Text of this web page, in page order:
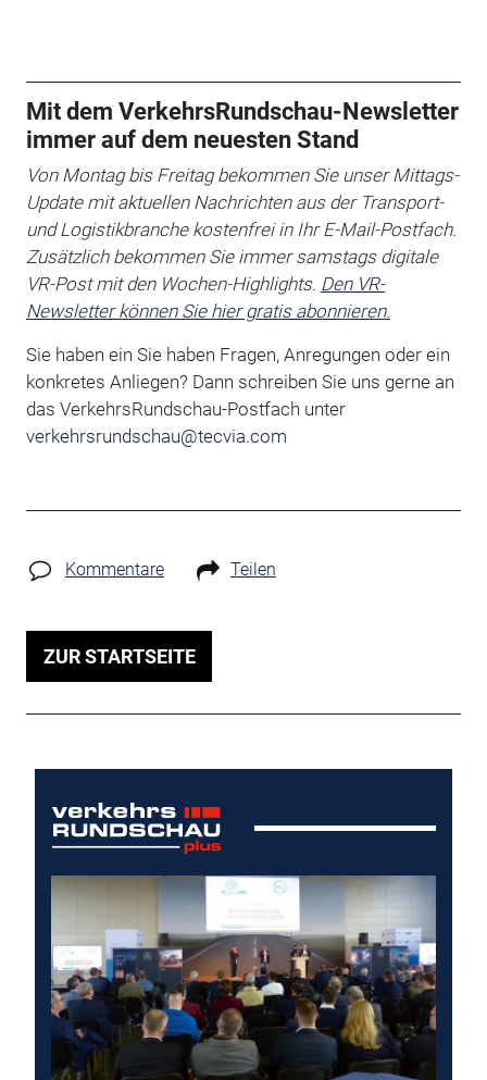
Mit dem VerkehrsRundschau-Newsletter
immer auf dem neuesten Stand
Von Montag bis Freitag bekommen Sie unser Mittags-
Update mit aktuellen Nachrichten aus der Transport-
und Logistikbranche kostenfrei in Ihr E-Mail-Postfach.
Zusätzlich bekommen Sie immer samstags digitale
VR-Post mit den Wochen-Highlights. Den VR-
Newsletter können Sie hier gratis abonnieren.
Sie haben ein Sie haben Fragen, Anregungen oder ein
konkretes Anliegen? Dann schreiben Sie uns gerne an
das VerkehrsRundschau-Postfach unter
verkehrsrundschau@tecvia.com
Kommentare Teilen
ZUR STARTSEITE